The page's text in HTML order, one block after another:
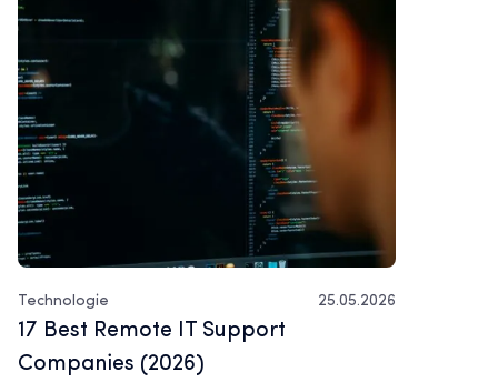
Technologie 25.05.2026
17 Best Remote IT Support
Companies (2026)